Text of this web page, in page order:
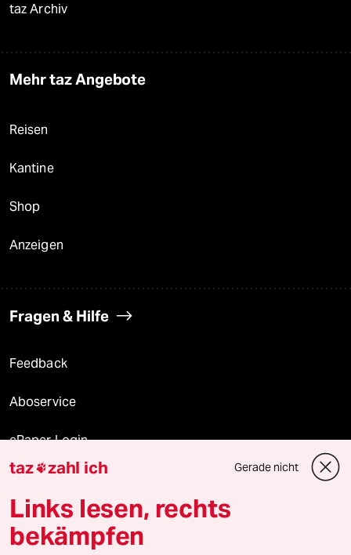
taz Archiv
Mehr taz Angebote
Reisen
Kantine
Shop
Anzeigen
Fragen & Hilfe
Feedback
Aboservice
ePaper Login
Downloads für Abonnierende
© 2026 taz Verlags und Vertriebs GmbH
taz zahl ich Gerade nicht
Links lesen, rechts
bekämpfen